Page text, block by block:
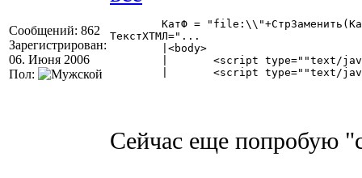
Сообщений: 862
Зарегистрирован:
06. Июня 2006
Пол:
ТекстХТМЛ="...
Сейчас еще попробую